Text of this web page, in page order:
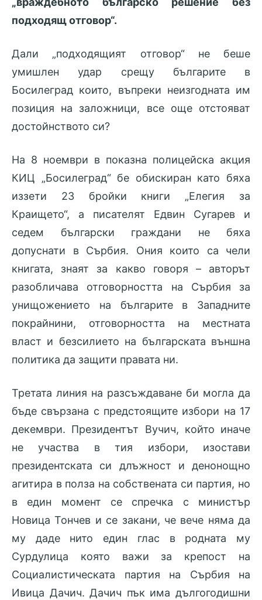
подходящ отговор“.
Дали „подходящият отговор“ не беше
умишлен удар срещу българите в
Босилеград които, въпреки неизгодната им
позиция на заложници, все още отстояват
достойнството си?
На 8 ноември в показна полицейска акция
КИЦ „Босилеград“ бе обискиран като бяха
иззети 23 бройки книги „Елегия за
Краището“, а писателят Едвин Сугарев и
седем български граждани не бяха
допуснати в Сърбия. Ония които са чели
книгата, знаят за какво говоря – авторът
разобличава отговорността на Сърбия за
унищожението на българите в Западните
покрайнини, отговорността на местната
власт и безсилието на българската външна
политика да защити правата ни.
Третата линия на разсъждаване би могла да
бъде свързана с предстоящите избори на 17
декември. Президентът Вучич, който иначе
не участва в тия избори, изостави
президентската си длъжност и денонощно
агитира в полза на собствената си партия, но
в един момент се спречка с министър
Новица Тончев и се закани, че вече няма да
му даде нито един глас в родната му
Сурдулица която важи за крепост на
Социалистическата партия на Сърбия на
Ивица Дачич. Дачич пък има дългогодишни